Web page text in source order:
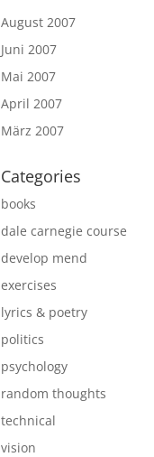
August 2007
Juni 2007
Mai 2007
April 2007
März 2007
Categories
books
dale carnegie course
develop mend
exercises
lyrics & poetry
politics
psychology
random thoughts
technical
vision